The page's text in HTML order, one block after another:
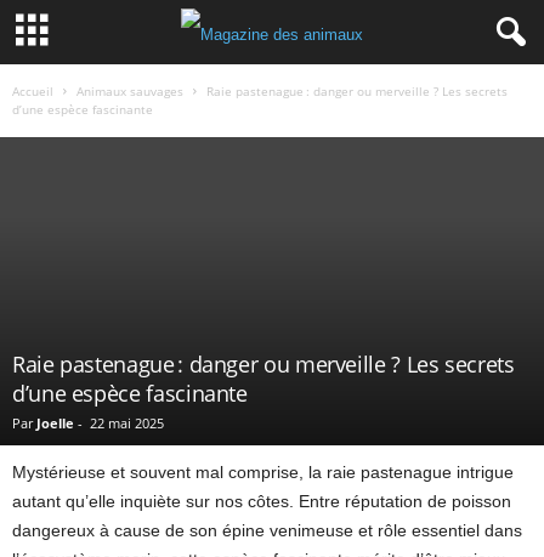
Accueil Animaux sauvages
Raie pastenague : danger ou merveille ? Les secrets
d’une espèce fascinante
Raie pastenague : danger ou merveille ? Les secrets
d’une espèce fascinante
Par Joelle - 22 mai 2025
Mystérieuse et souvent mal comprise, la raie pastenague intrigue
autant qu’elle inquiète sur nos côtes. Entre réputation de poisson
dangereux à cause de son épine venimeuse et rôle essentiel dans